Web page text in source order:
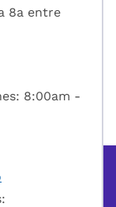
8a entre
8:00am -